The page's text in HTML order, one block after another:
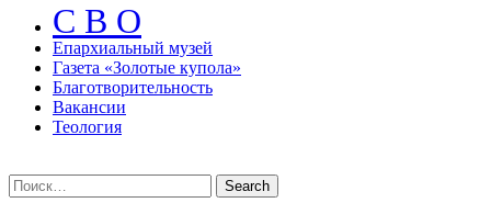
С В О
Епархиальный музeй
Газета «Золотые купола»
Благотворительность
Вакансии
Теология